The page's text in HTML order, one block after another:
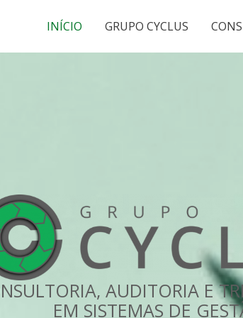
INÍCIO GRUPO CYCLUS
AUDITORIA E
EM SISTEMAS DE